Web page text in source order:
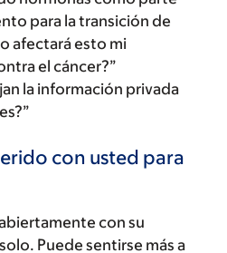
para la transición de
afectará esto mi
el cáncer?”
la información privada
con usted para
con su
Puede sentirse más a